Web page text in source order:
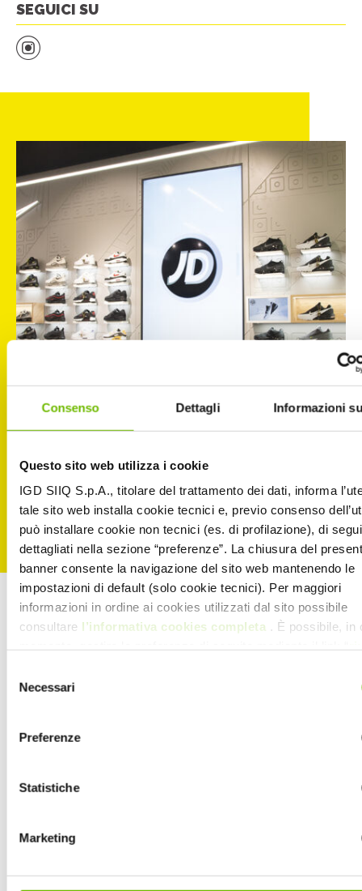
Consenso Dettagli Informazioni
Questo sito web utilizza i cookie
IGD SIIQ S.p.A., titolare del trattamento dei dati, informa
tale sito web installa cookie tecnici e, previo consenso
può installare cookie non tecnici (es. di profilazione), di
dettagliati nella sezione “preferenze”. La chiusura del
banner consente la navigazione del sito web mantenendo le
impostazioni di default (solo cookie tecnici). Per maggiori
informazioni in ordine ai cookies utilizzati dal sito possibile
consultare l’informativa cookies completa . È possibile, in
delNecessari
Preferenze
Statistiche
Marketing
SEGUICI SU